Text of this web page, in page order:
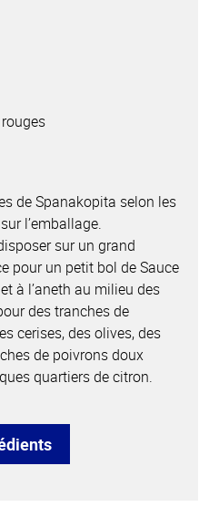
de Spanakopita selon les
l’emballage.
sur un grand
pour un petit bol de Sauce
à l’aneth au milieu des
des tranches de
cerises, des olives, des
de poivrons doux
quartiers de citron.